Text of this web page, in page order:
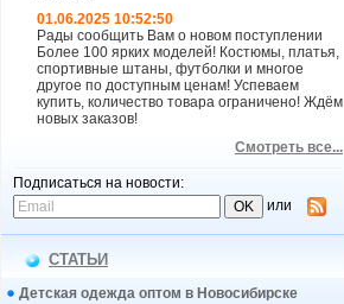
01.06.2025 10:52:50
Рады сообщить Вам о новом поступлении
Более 100 ярких моделей! Костюмы, платья,
спортивные штаны, футболки и многое
другое по доступным ценам! Успеваем
купить, количество товара ограничено! Ждём
новых заказов!
Смотреть все...
Подписаться на новости:
или
СТАТЬИ
Детская одежда оптом в Новосибирске